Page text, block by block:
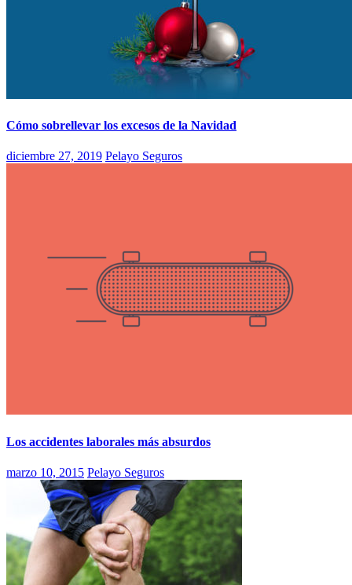
Cómo sobrellevar los excesos de la Navidad
diciembre 27, 2019 Pelayo Seguros
Los accidentes laborales más absurdos
marzo 10, 2015 Pelayo Seguros